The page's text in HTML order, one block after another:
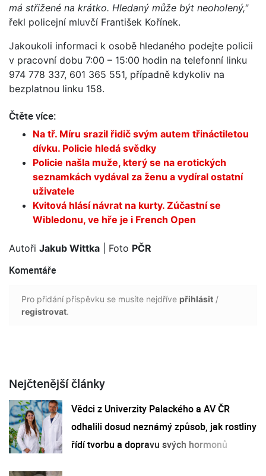
má střižené na krátko. Hledaný může být neoholený,"
řekl policejní mluvčí František Kořínek.
Jakoukoli informaci k osobě hledaného podejte policii
v pracovní dobu 7:00 – 15:00 hodin na telefonní linku
974 778 337, 601 365 551, případně kdykoliv na
bezplatnou linku 158.
Čtěte více:
Na tř. Míru srazil řidič svým autem třináctiletou
dívku. Policie hledá svědky
Policie našla muže, který se na erotických
seznamkách vydával za ženu a vydíral ostatní
uživatele
Kvitová hlásí návrat na kurty. Zúčastní se
Wibledonu, ve hře je i French Open
Autoři Jakub Wittka | Foto PČR
Komentáře
Pro přidání příspěvku se musíte nejdříve přihlásit /
registrovat.
Nejčtenější články
Vědci z Univerzity Palackého a AV ČR
odhalili dosud neznámý způsob, jak rostliny
řídí tvorbu a dopravu svých hormonů